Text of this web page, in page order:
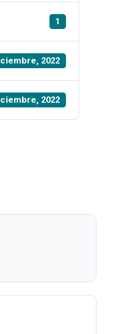
1
2022
2022